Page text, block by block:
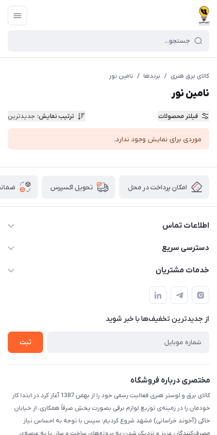
کالای برق هنری / برندها / نامین نور
نامین نور
فیلتر محصولات ترتیب نمایش: جدیدترین
موردی برای نمایش وجود ندارد.
امکان پرداخت در محل تحویل اکسپرس
اطلاعات تماس
۰۵۱-۳۵۱۴۸۰۰۰
دسترسی سریع
حساب کاربری
لیست محصولات
درباره ما
خدمات مشتریان
سامانه پیگیری مرسولات اداره پست
سوالات متداول
قوانین و مقررات
حریم خصوصی
از جدید‌ترین تخفیف‌ها با‌ خبر شوید
ثبت
مختصری درباره فروشگاه
کالای برق و لوستر هنری فعالیت رسمی خود را از بهمن 1387 آغاز کرد.در ابتدا کار
خودمان را در زمینه‌ی توزیع لوازم برقی بصورت پخشِ صرفاً همکاری، از خیابان
خاکی (آخوند خراسانی) مشهد شروع کردیم؛ سپس با توجه به احساس نیاز
مصرف‌کنندگان عزیز و نزدیک شدن به پروژه‌های ساخت و ساز، پا به عرصه‌ی